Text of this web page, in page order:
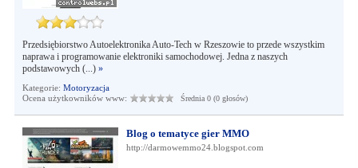
Przedsiębiorstwo Autoelektronika Auto-Tech w Rzeszowie to przede wszystkim
naprawa i programowanie elektroniki samochodowej. Jedna z naszych
podstawowych (...) »
Kategorie: Motoryzacja
Ocena użytkowników www:
Średnia 0 (0 głosów)
Blog o tematyce gier MMO
http://darmowemmo24.blogspot.com